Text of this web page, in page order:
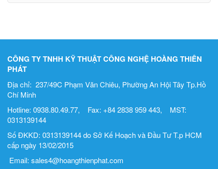
CÔNG TY TNHH KỸ THUẬT CÔNG NGHỆ HOÀNG THIÊN
PHÁT
Địa chỉ: 237/49C Phạm Văn Chiêu, Phường An Hội Tây Tp.Hồ
Chí Minh
Hotline: 0938.80.49.77, Fax: +84 2838 959 443, MST:
0313139144
Số ĐKKD: 0313139144 do Sở Kế Hoạch và Đầu Tư T.p HCM
cấp ngày 13/02/2015
Email: sales4@hoangthienphat.com